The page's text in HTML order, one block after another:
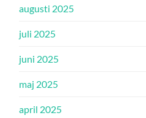
augusti 2025
juli 2025
juni 2025
maj 2025
april 2025